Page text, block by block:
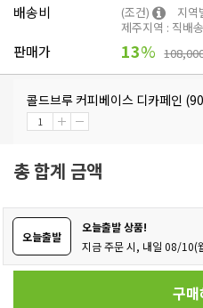
배송비 (조건)
지역
제주지역 : 직배
판매가 13%
콜드브루 커피베이스 디카페인
총 합계 금액
오늘출발
오늘출발 상품!
지금 주문 시, 내일 08/10(
구매